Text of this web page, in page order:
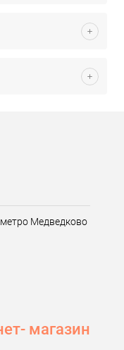
Медведково
магазин